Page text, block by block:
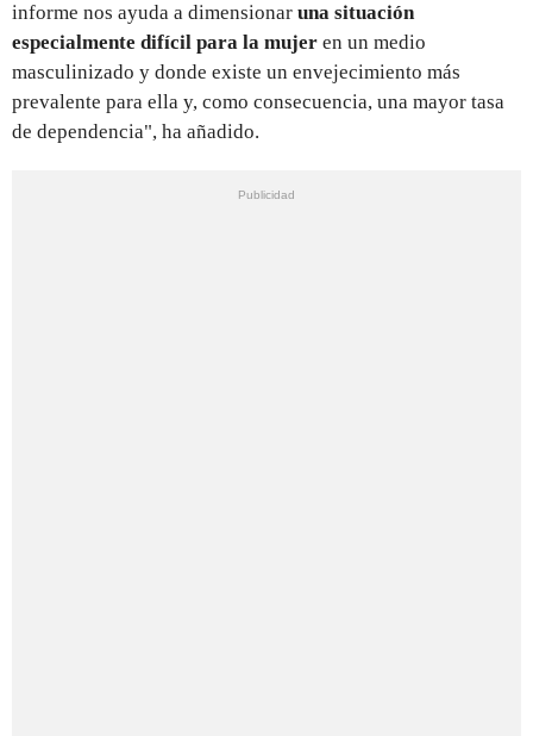
informe nos ayuda a dimensionar una situación
especialmente difícil para la mujer en un medio
masculinizado y donde existe un envejecimiento más
prevalente para ella y, como consecuencia, una mayor tasa
de dependencia", ha añadido.